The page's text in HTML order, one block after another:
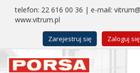
telefon: 22 616 00 36 | e-mail:
www.vitrum.pl
Zarejestruj się Zaloguj się